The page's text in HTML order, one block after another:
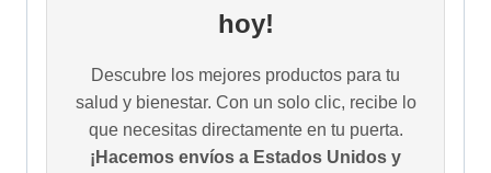
hoy!
Descubre los mejores productos para tu
salud y bienestar. Con un solo clic, recibe lo
que necesitas directamente en tu puerta.
¡Hacemos envíos a Estados Unidos y